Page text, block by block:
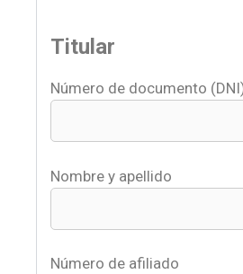
Titular
Número de documento
Nombre y apellido
Número de afiliado